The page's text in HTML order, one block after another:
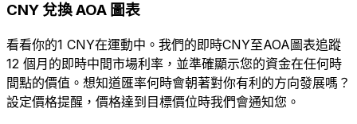
CNY 兌換 AOA 圖表
看看你的1 CNY在運動中。我們的即時CNY至AOA圖表追蹤
12 個月的即時中間市場利率，並準確顯示您的資金在任何時
間點的價值。想知道匯率何時會朝著對你有利的方向發展嗎？
設定價格提醒，價格達到目標價位時我們會通知您。